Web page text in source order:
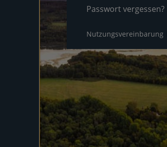
Passwort vergessen?
Nutzungsvereinbarung